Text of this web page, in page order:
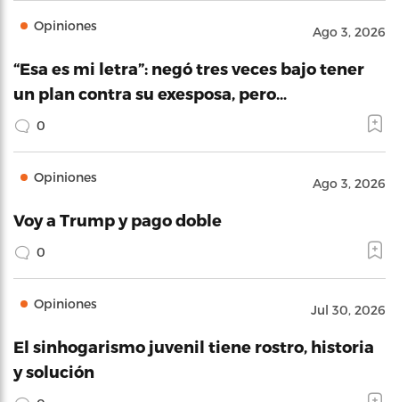
Opiniones Ago 3, 2026
“Esa es mi letra”: negó tres veces bajo tener
un plan contra su exesposa, pero…
0
Opiniones Ago 3, 2026
Voy a Trump y pago doble
0
Opiniones Jul 30, 2026
El sinhogarismo juvenil tiene rostro, historia
y solución